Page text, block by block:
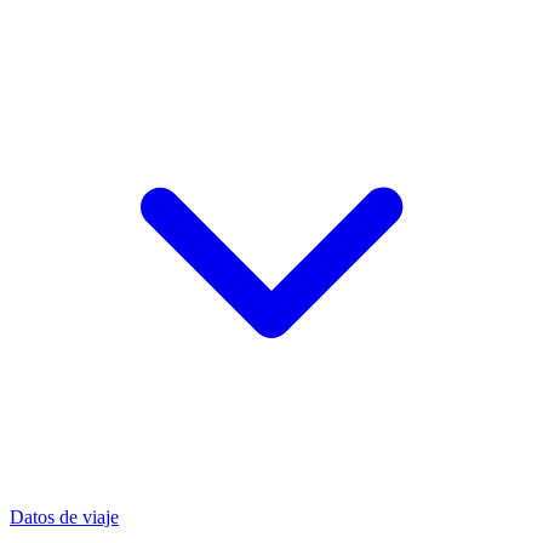
Datos de viaje